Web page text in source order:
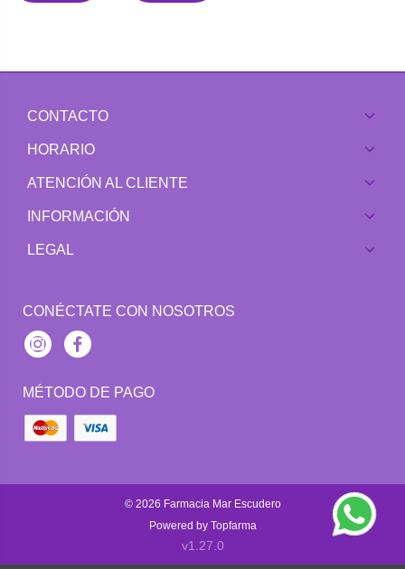
CONTACTO
HORARIO
ATENCIÓN AL CLIENTE
INFORMACIÓN
LEGAL
CONÉCTATE CON NOSOTROS
InstagramFacebook
MÉTODO DE PAGO
© 2026 Farmacia Mar Escudero
Powered by Topfarma
v1.27.0